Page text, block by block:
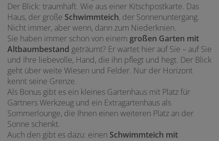
Der Blick: traumhaft. Wie aus einer Kitschpostkarte. Das
Haus, der große Schwimmteich, der Sonnenuntergang.
Nicht immer, aber wenn, dann zum Niederknien.
Sie haben immer schon von einem großen Garten mit
Altbaumbestand geträumt? Er wartet hier auf Sie – auf Sie
und Ihre liebevolle, Hand, die ihn pflegt und hegt. Der Blick
geht über weite Wiesen und Felder. Nur der Horizont
kennt seine Grenze.
Als Bonus gibt es ein kleines Gartenhaus mit Platz für
Gärtners Werkzeug und ein Extragartenhaus als
Sommerlounge, die Ihnen einen weiteren Platz an der
Sonne schenkt.
Auch den gibt es dazu: einen Schwimmteich mit